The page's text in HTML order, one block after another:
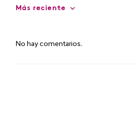
Más reciente
No hay comentarios.